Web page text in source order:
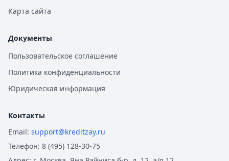
Карта сайта
Документы
Пользовательское соглашение
Политика конфиденциальности
Юридическая информация
Контакты
Email: support@kreditzay.ru
Телефон: 8 (495) 128-30-75